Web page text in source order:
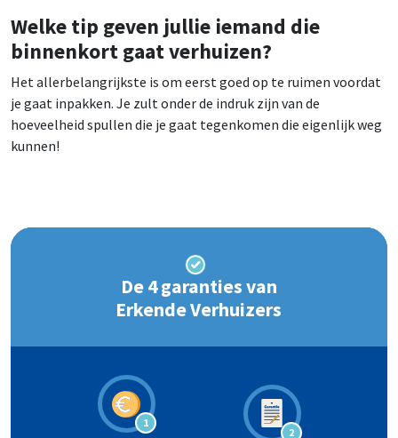
Welke tip geven jullie iemand die
binnenkort gaat verhuizen?
Het allerbelangrijkste is om eerst goed op te ruimen voordat
je gaat inpakken. Je zult onder de indruk zijn van de
hoeveelheid spullen die je gaat tegenkomen die eigenlijk weg
kunnen!
De 4 garanties van
Erkende Verhuizers
1
2